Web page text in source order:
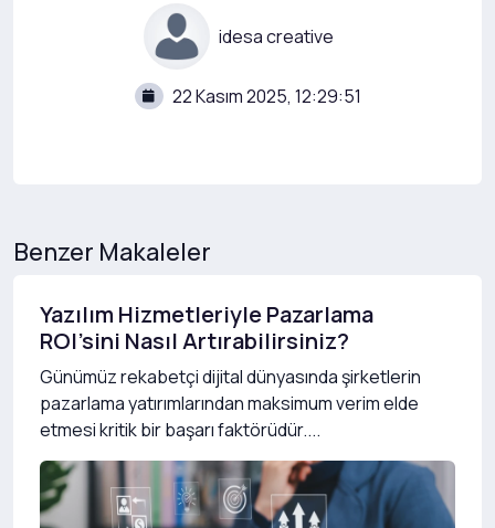
idesa creative
22 Kasım 2025, 12:29:51
Benzer Makaleler
Yazılım Hizmetleriyle Pazarlama
ROI’sini Nasıl Artırabilirsiniz?
Günümüz rekabetçi dijital dünyasında şirketlerin
pazarlama yatırımlarından maksimum verim elde
etmesi kritik bir başarı faktörüdür....